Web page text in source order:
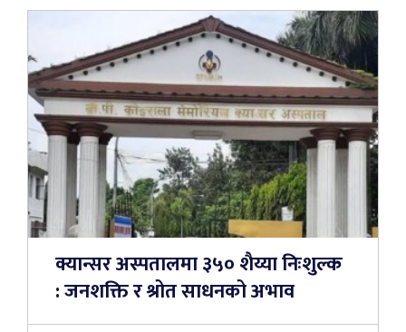
क्यान्सर अस्पतालमा ३५० शैय्या निःशुल्क
: जनशक्ति र श्रोत साधनको अभाव